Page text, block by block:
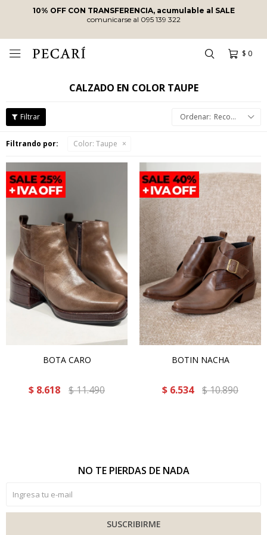
10% OFF CON TRANSFERENCIA, acumulable al SALE
comunicarse al 095 139 322
$ 0

CALZADO EN COLOR TAUPE
Recomendados
Filtrando por: Color: Taupe
BOTA CARO
$ 8.618 $11.490
BOTIN NACHA
$ 6.534 $10.890
NO TE PIERDAS DE NADA
SUSCRIBIRME